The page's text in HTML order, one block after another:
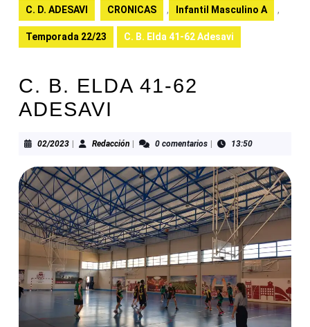
C. D. ADESAVI CRONICAS , Infantil Masculino A ,
Temporada 22/23 C. B. Elda 41-62 Adesavi
C. B. ELDA 41-62
ADESAVI
02/202302/2023RedacciónRedacción0 comentarios 13:50